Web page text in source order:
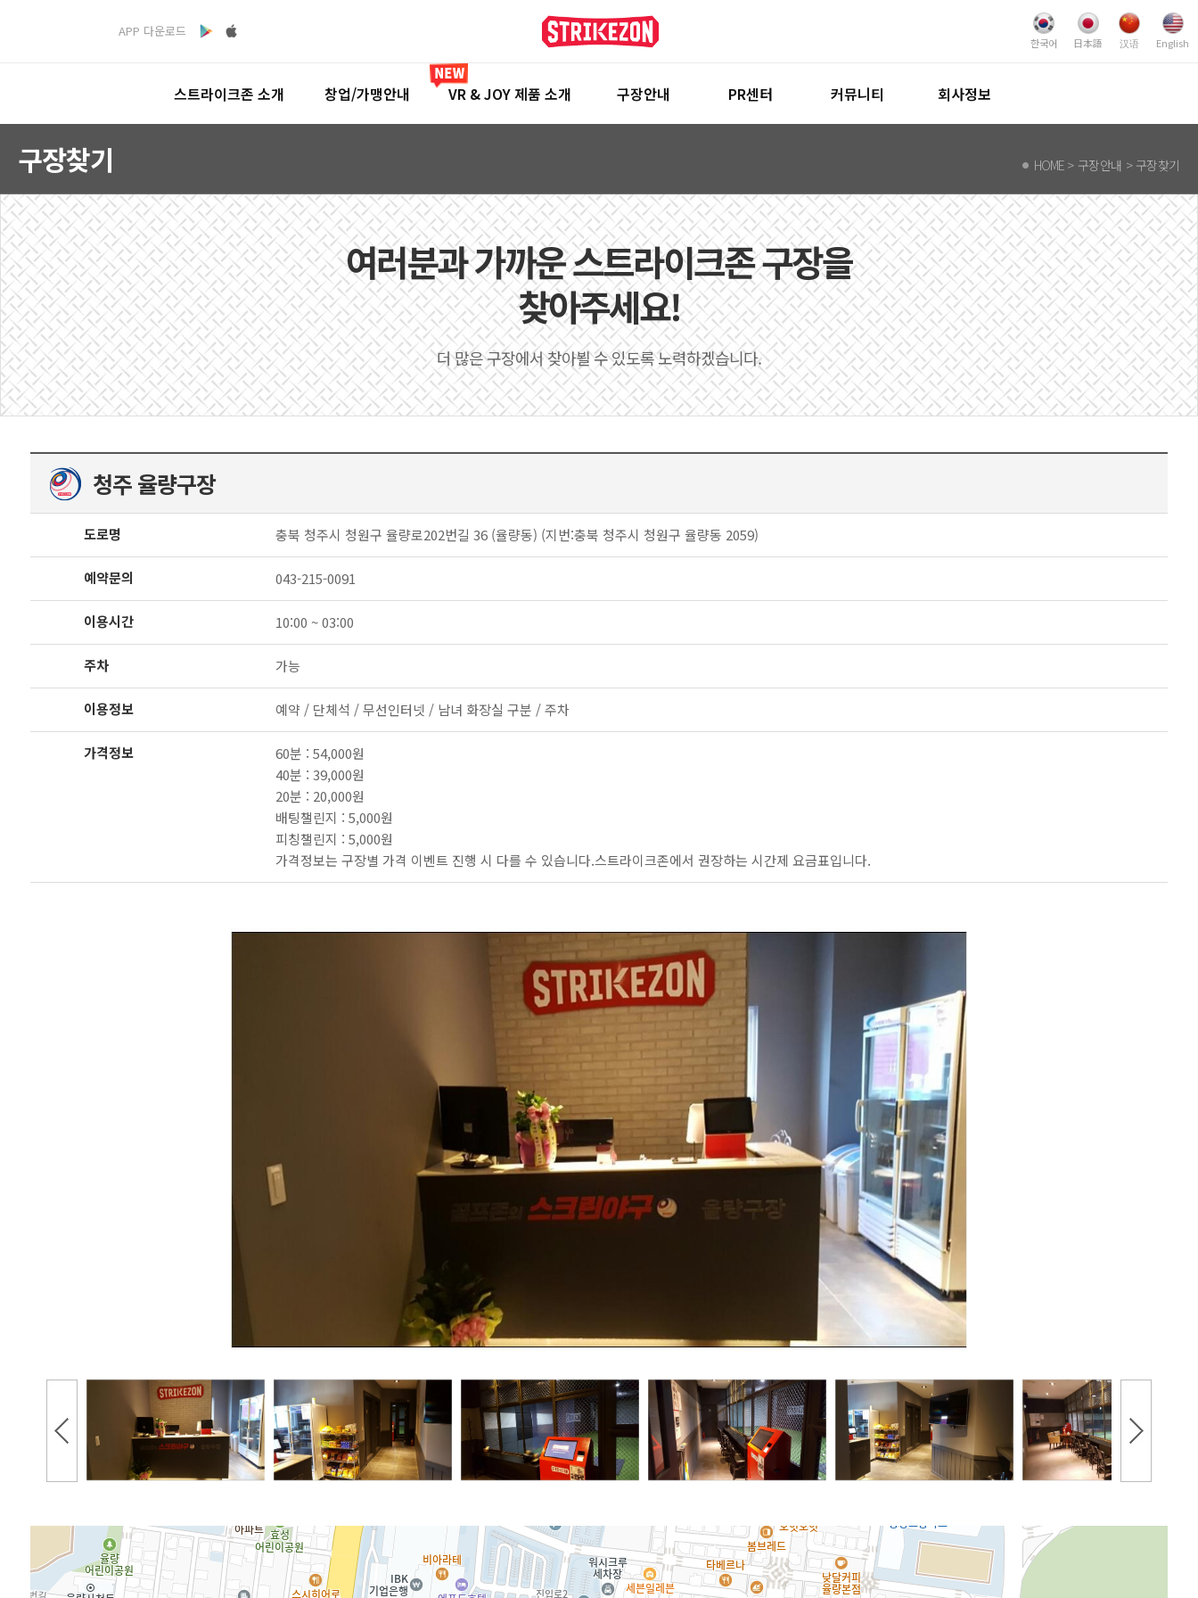
한국어 日本語 汉语 English
APP 다운로드
스트라이크존 소개 창업/가맹안내 VR & JOY 제품 소개 구장안내 PR센터 커뮤니티 회사정보
구장찾기 HOME> 구장안내 > 구장찾기
여러분과 가까운 스트라이크존 구장을
찾아주세요!
더 많은 구장에서 찾아뵐 수 있도록 노력하겠습니다.
청주 율량구장
도로명 충북 청주시 청원구 율량로202번길 36 (율량동) (지번:충북 청주시 청원구 율량동 2059)
예약문의 043-215-0091
이용시간 10:00 ~ 03:00
주차 가능
이용정보 예약 / 단체석 / 무선인터넷 / 남녀 화장실 구분 / 주차
가격정보
60분 : 54,000원
40분 : 39,000원
20분 : 20,000원
배팅챌린지 : 5,000원
피칭챌린지 : 5,000원
가격정보는 구장별 가격 이벤트 진행 시 다를 수 있습니다.스트라이크존에서 권장하는 시간제 요금표입니다.